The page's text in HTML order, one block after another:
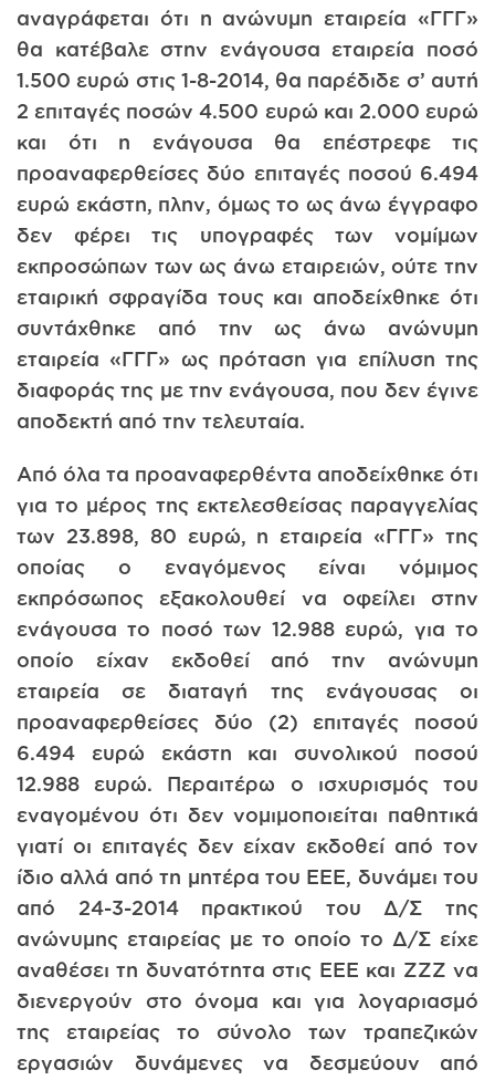
αναγράφεται ότι η ανώνυμη εταιρεία «ΓΓΓ»
θα κατέβαλε στην ενάγουσα εταιρεία ποσό
1.500 ευρώ στις 1-8-2014, θα παρέδιδε σ’ αυτή
2 επιταγές ποσών 4.500 ευρώ και 2.000 ευρώ
και ότι η ενάγουσα θα επέστρεφε τις
προαναφερθείσες δύο επιταγές ποσού 6.494
ευρώ εκάστη, πλην, όμως το ως άνω έγγραφο
δεν φέρει τις υπογραφές των νομίμων
εκπροσώπων των ως άνω εταιρειών, ούτε την
εταιρική σφραγίδα τους και αποδείχθηκε ότι
συντάχθηκε από την ως άνω ανώνυμη
εταιρεία «ΓΓΓ» ως πρόταση για επίλυση της
διαφοράς της με την ενάγουσα, που δεν έγινε
αποδεκτή από την τελευταία.
Από όλα τα προαναφερθέντα αποδείχθηκε ότι
για το μέρος της εκτελεσθείσας παραγγελίας
των 23.898, 80 ευρώ, η εταιρεία «ΓΓΓ» της
οποίας ο εναγόμενος είναι νόμιμος
εκπρόσωπος εξακολουθεί να οφείλει στην
ενάγουσα το ποσό των 12.988 ευρώ, για το
οποίο είχαν εκδοθεί από την ανώνυμη
εταιρεία σε διαταγή της ενάγουσας οι
προαναφερθείσες δύο (2) επιταγές ποσού
6.494 ευρώ εκάστη και συνολικού ποσού
12.988 ευρώ. Περαιτέρω ο ισχυρισμός του
εναγομένου ότι δεν νομιμοποιείται παθητικά
γιατί οι επιταγές δεν είχαν εκδοθεί από τον
ίδιο αλλά από τη μητέρα του ΕΕΕ, δυνάμει του
από 24-3-2014 πρακτικού του Δ/Σ της
ανώνυμης εταιρείας με το οποίο το Δ/Σ είχε
αναθέσει τη δυνατότητα στις ΕΕΕ και ΖΖΖ να
διενεργούν στο όνομα και για λογαριασμό
της εταιρείας το σύνολο των τραπεζικών
εργασιών δυνάμενες να δεσμεύουν από